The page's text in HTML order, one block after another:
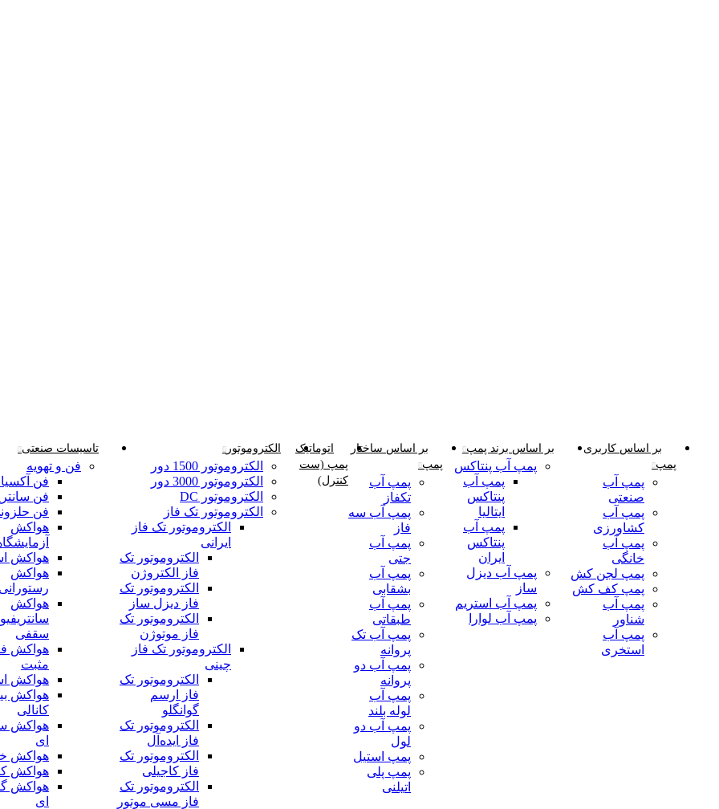
بر اساس کاربری
پمپ
پمپ آب
صنعتی
پمپ آب
کشاورزی
پمپ آب
خانگی
پمپ لجن کش
پمپ کف کش
پمپ آب
شناور
پمپ آب
استخری
بر اساس برند پمپ
پمپ آب پنتاکس
پمپ آب
پنتاکس
ایتالیا
پمپ آب
پنتاکس
ایران
پمپ آب دیزل
ساز
پمپ آب استریم
پمپ آب لوارا
بر اساس ساختار
پمپ
پمپ آب
تکفاز
پمپ آب سه
فاز
پمپ آب
جتی
پمپ آب
بشقابی
پمپ آب
طبقاتی
پمپ آب تک
پروانه
پمپ آب دو
پروانه
پمپ آب
لوله بلند
پمپ آب دو
لول
پمپ استیل
پمپ پلی
اتیلنی
اتوماتیک
پمپ (ست
کنترل)
الکتروموتور
الکتروموتور 1500 دور
الکتروموتور 3000 دور
الکتروموتور DC
الکتروموتور تک فاز
الکتروموتور تک فاز
ایرانی
الکتروموتور تک
فاز الکتروژن
الکتروموتور تک
فاز دیزل ساز
الکتروموتور تک
فاز موتوژن
الکتروموتور تک فاز
چینی
الکتروموتور تک
فاز ارسم
گوانگلو
الکتروموتور تک
فاز ایده‌آل
الکتروموتور تک
فاز کاجیلی
الکتروموتور تک
فاز مسی موتور
تاسیسات صنعتی
فن و تهویه
فن
فن
فن
هواکش
هواکش
هواکش
رستورانی
هواکش
سقفی
هواکش
مثبت
هواکش
هواکش
کانالی
هواکش
ای
هواکش
هواکش
هواکش
ای